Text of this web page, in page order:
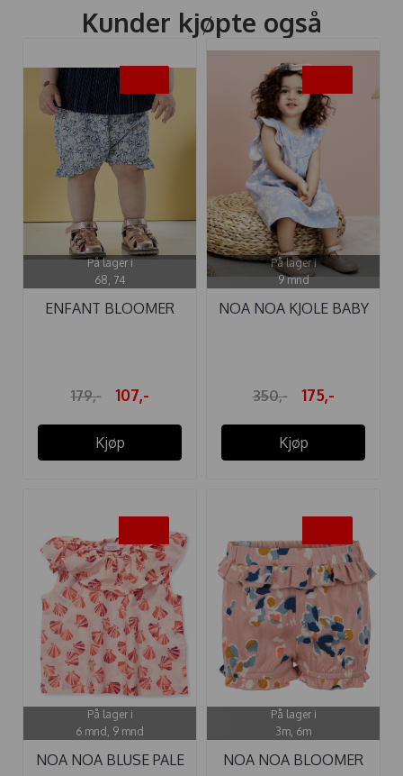
Kunder kjøpte også
På lager i
68, 74
ENFANT BLOOMER
179,- 107,-
Kjøp
På lager i
9 mnd
NOA NOA KJOLE BABY
350,- 175,-
Kjøp
På lager i
6 mnd, 9 mnd
NOA NOA BLUSE PALE
På lager i
3m, 6m
NOA NOA BLOOMER